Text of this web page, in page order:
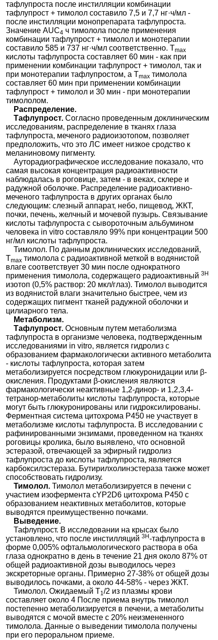
тафлупроста после инстилляции комбинации
тафлупрост + тимолол составило 7,5 и 7,7 нг·ч/мл -
после инстилляции монопрепарата тафлупроста.
Значение AUC4 ч тимолола после применения
комбинации тафлупрост + тимолол и монотерапии
составило 585 и 737 нг·ч/мл соответственно. Тmax
кислоты тафлупроста составляет 60 мин - как при
применении комбинации тафлупрост + тимолол, так и
при монотерапии тафлупростом, а Тmax тимолола
составляет 60 мин при применении комбинации
тафлупрост + тимолол и 30 мин - при монотерапии
тимололом.
Распределение.
Тафлупрост.Согласно проведенным доклиническим
исследованиям, распределение в тканях глаза
тафлупроста, меченого радиоизотопом, позволяет
предположить, что это ЛС имеет низкое сродство к
меланиновому пигменту.
Ауторадиографическое исследование показало, что
самая высокая концентрация радиоактивности
наблюдалась в роговице, затем - в веках, склере и
радужной оболочке. Распределение радиоактивно-
меченого тафлупроста в других органах было
следующим: слезный аппарат, небо, пищевод, ЖКТ,
почки, печень, желчный и мочевой пузырь. Связывание
кислоты тафлупроста с сывороточным альбумином
человека in vitro составляло 99% при концентрации 500
нг/мл кислоты тафлупроста.
Тимолол. По данным доклинических исследований,
Tmax тимолола с радиоактивной меткой в водянистой
влаге соответствует 30 мин после однократного
применения тимолола, содержащего радиоактивный3Н
изотоп (0,5% раствор: 20 мкл/глаз). Тимолол выводится
из водянистой влаги значительно быстрее, чем из
содержащих пигмент тканей радужной оболочки и
цилиарного тела.
Метаболизм.
Тафлупрост.Основным путем метаболизма
тафлупроста в организме человека, подтвержденным
исследованиями in vitro, является гидролиз с
образованием фармакологически активного метаболита
- кислоты тафлупроста, которая затем
метаболизируется посредством глюкуронидации или β-
окисления. Продуктами β-окисления являются
фармакологически неактивные 1,2-динор- и 1,2,3,4-
тетранор-метаболиты кислоты тафлупроста, которые
могут быть глюкуронированы или гидроксилированы.
Ферментная система цитохрома Р450 не участвует в
метаболизме кислоты тафлупроста. В исследовании с
рафинированными энзимами, проведенном на тканях
роговицы кролика, было выявлено, что основной
эстеразой, отвечающей за эфирный гидролиз
тафлупроста до кислоты тафлупроста, является
карбоксилэстераза. Бутирилхолинэстераза также может
способствовать гидролизу.
Тимолол.Тимолол метаболизируется в печени с
участием изофермента сYP2D6 цитохрома Р450 с
образованием неактивных метаболитов, которые
выводятся преимущественно почками.
Выведение.
Тафлупрост. В исследовании на крысах было
установлено, что после инстилляций3Н-тафлупроста в
форме 0,005% офтальмологического раствора в оба
глаза однократно в день в течение 21 дня около 87% от
общей радиоактивной дозы выводилось через
экскреторные органы. Примерно 27-38% от общей дозы
выводилось почками, а около 44-58% - через ЖКТ.
Тимолол. Ожидаемый Т1/2 из плазмы крови
составляет около 4 После приема внутрь тимолол
постепенно метаболизируется в печени, а метаболиты
выводятся с мочой вместе с 20% неизмененного
тимолола. Данные о выведении тимолола получены
при его пероральном приеме.